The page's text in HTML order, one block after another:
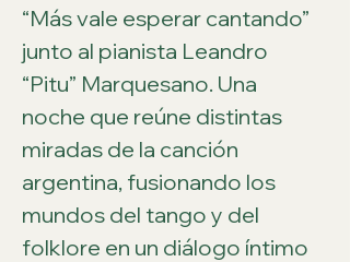
“Más vale esperar cantando”
junto al pianista Leandro
“Pitu” Marquesano. Una
noche que reúne distintas
miradas de la canción
argentina, fusionando los
mundos del tango y del
folklore en un diálogo íntimo